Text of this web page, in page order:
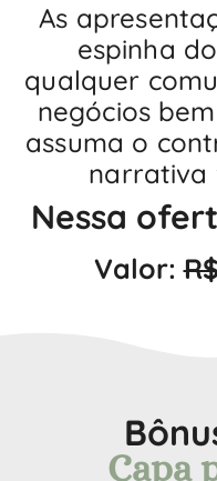
As
espinha
qualquer
negócios
assuma o
narrativa
Nessa
Valor:
Capa